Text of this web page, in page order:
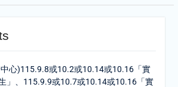
心)115.9.8或10.2或10.14或10.16「實
」、115.9.9或10.7或10.14或10.16「實